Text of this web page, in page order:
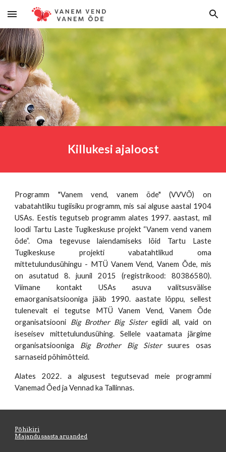
Skip to main content Skip to navigation
Killukesi ajaloost
Programm "Vanem vend, vanem õde" (VVVÕ) on
vabatahtliku tugiisiku programm, mis sai alguse aastal 1904
USAs. Eestis tegutseb programm alates 1997. aastast, mil
loodi Tartu Laste Tugikeskuse projekt “Vanem vend vanem
õde”. Oma tegevuse laiendamiseks lõid Tartu Laste
Tugikeskuse projekti vabatahtlikud oma
mittetulundusühingu - MTÜ Vanem Vend, Vanem Õde, mis
on asutatud 8. juunil 2015 (registrikood: 80386580).
Viimane kontakt USAs asuva valitsusvälise
emaorganisatsiooniga jääb 1990. aastate lõppu, sellest
tulenevalt ei tegutse MTÜ Vanem Vend, Vanem Õde
organisatsiooni Big Brother Big Sisteregiidi all, vaid on
iseseisev mittetulundusühing. Sellele vaatamata järgime
organisatsiooniga Big Brother Big Sistersuures osas
sarnaseid põhimõtteid.
Alates 2022. a algusest tegutsevad meie programmi
Vanemad Õed ja Vennad ka Tallinnas.
Põhikiri
Majandusaasta aruanded